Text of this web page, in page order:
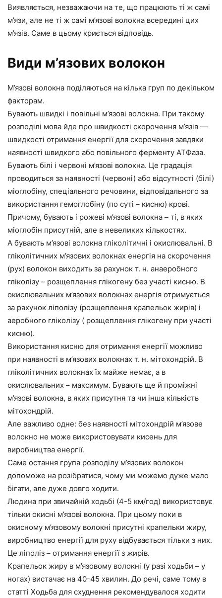
Виявляється, незважаючи на те, що працюють ті ж самі
м’язи, але не ті ж самі м’язові волокна всередині цих
м’язів. Саме в цьому криється відповідь.
Види м’язових волокон
М’язові волокна поділяються на кілька груп по декільком
факторам.
Бувають швидкі і повільні м’язові волокна. При такому
розподілі мова йде про швидкості скорочення м’язів —
швидкості отримання енергії для скорочення завдяки
наявності швидкого або повільного ферменту АТФаза.
Бувають білі і червоні м’язові волокна. Це градація
проводиться за наявності (червоні) або відсутності (білі)
міоглобіну, спеціального речовини, відповідального за
використання гемоглобіну (по суті – кисню) крові.
Причому, бувають і рожеві м’язові волокна – ті, в яких
міоглобін присутній, але в невеликих кількостях.
А бувають м’язові волокна гліколітичні і окислювальні. В
гліколітичних м’язових волокнах енергія на скорочення
(рух) волокон виходить за рахунок т. н. анаеробного
гліколізу – розщеплення глікогену без участі кисню. В
окислювальних м’язових волокнах енергія отримується
за рахунок ліполізу (розщеплення крапельок жирів) і
аеробного гліколізу ( розщеплення глікогену при участі
кисню).
Використання кисню для отримання енергії можливо
при наявності в м’язових волокнах т. н. мітохондрій. В
гліколітичних волокнах їх майже немає, а в
окислювальних – максимум. Бувають ще й проміжні
м’язові волокна, в яких присутня та чи інша кількість
мітохондрій.
Але важливо одне: без наявності мітохондрій м’язове
волокно не може використовувати кисень для
виробництва енергії.
Саме остання група розподілу м’язових волокон
допоможе на розібратися, чому ми можемо дуже мало
бігати, але дуже довго ходити.
Людина при звичайній ходьбі (4-5 км/год) використовує
тільки окисні м’язові волокна. При цьому поки в
окисному м’язовому волокні присутні крапельки жиру,
виробництво енергії для руху відбувається тільки з них.
Це ліполіз – отримання енергії з жирів.
Крапельок жиру в м’язовому волокні (у разі ходьби – у
ногах) вистачає на 40-45 хвилин. До речі, саме тому в
статті Ходьба для схуднення рекомендувалося ходити